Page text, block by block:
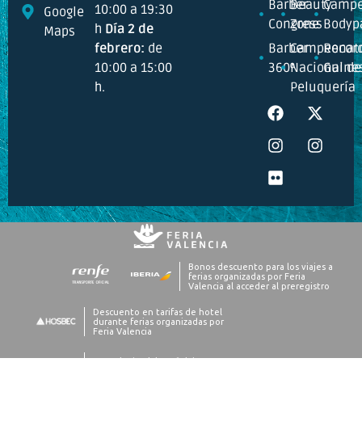
Google
Maps
10:00 a 19:30
h Día 2 de
febrero: de
10:00 a 15:00
h.
Barber
Congress
Barber
360º
Beauty
Zone
Nacional de
Peluquería